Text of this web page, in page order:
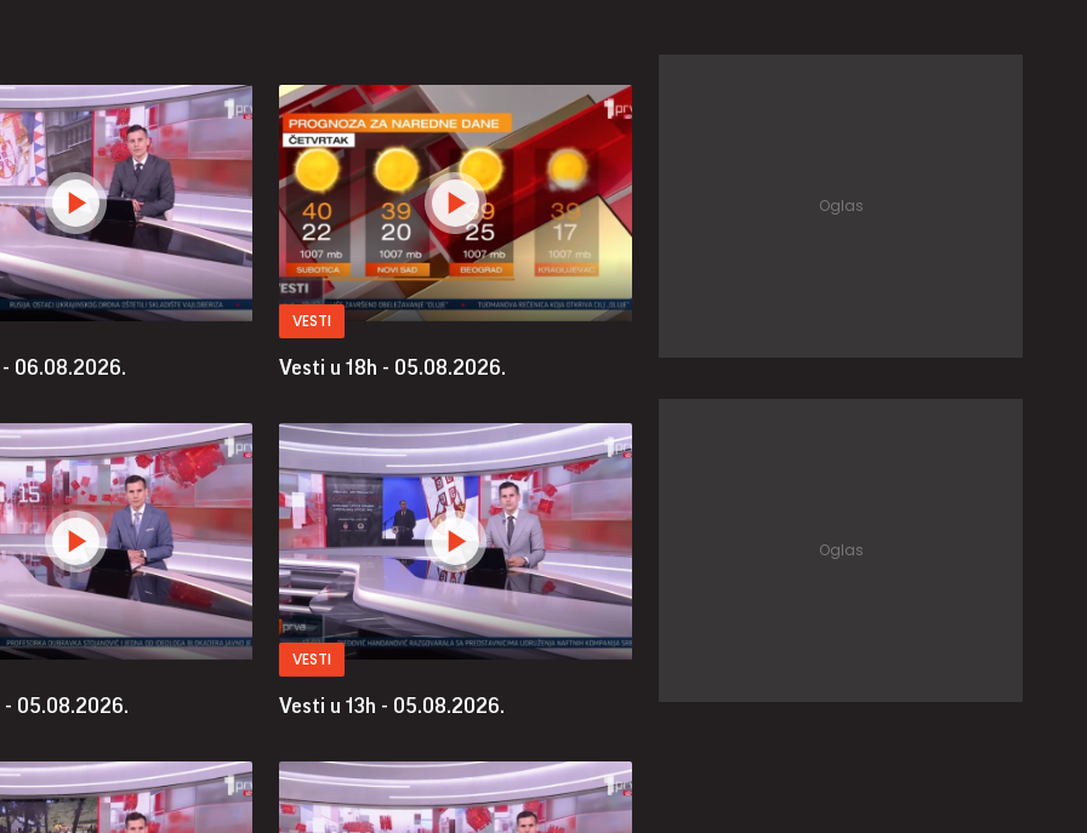
- 06.08.2026.
VESTI
Vesti u 18h - 05.08.2026.
- 05.08.2026.
VESTI
Vesti u 13h - 05.08.2026.